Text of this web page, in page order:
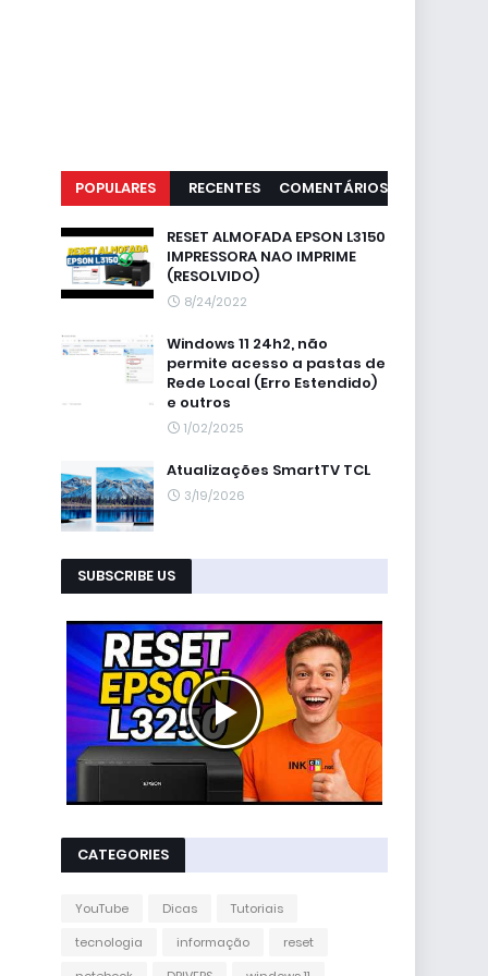
POPULARES RECENTES COMENTÁRIOS
RESET ALMOFADA EPSON L3150
IMPRESSORA NAO IMPRIME
(RESOLVIDO)
8/24/2022
Windows 11 24h2, não
permite acesso a pastas de
Rede Local (Erro Estendido)
e outros
1/02/2025
Atualizações SmartTV TCL
3/19/2026
SUBSCRIBE US
CATEGORIES
YouTube Dicas
Tutoriais
tecnologia
informação
reset